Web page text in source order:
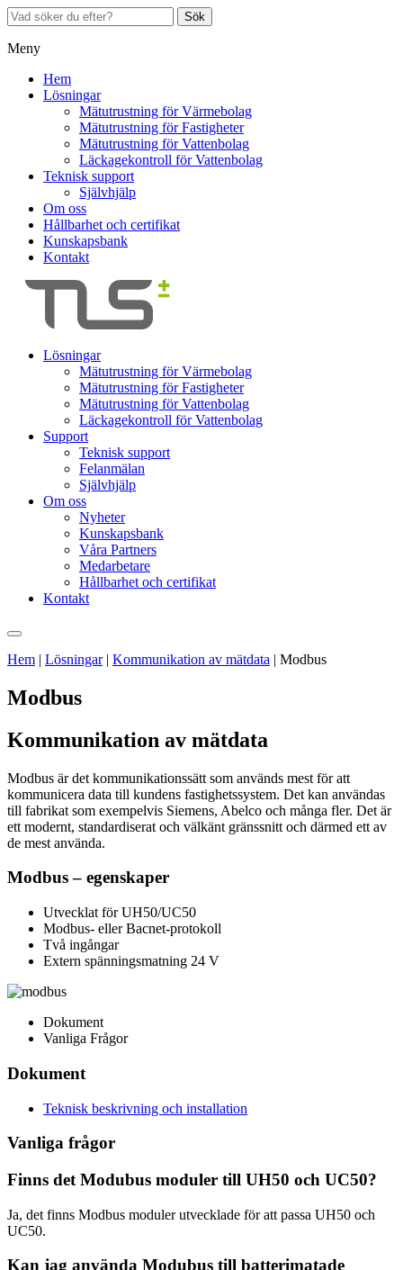
Sök
Meny
Hem
Lösningar
Mätutrustning för Värmebolag
Mätutrustning för Fastigheter
Mätutrustning för Vattenbolag
Läckagekontroll för Vattenbolag
Teknisk support
Självhjälp
Om oss
Hållbarhet och certifikat
Kunskapsbank
Kontakt
Lösningar
Mätutrustning för Värmebolag
Mätutrustning för Fastigheter
Mätutrustning för Vattenbolag
Läckagekontroll för Vattenbolag
Support
Teknisk support
Felanmälan
Självhjälp
Om oss
Nyheter
Kunskapsbank
Våra Partners
Medarbetare
Hållbarhet och certifikat
Kontakt
Hem | Lösningar| Kommunikation av mätdata | Modbus
Modbus
Kommunikation av mätdata
Modbus är det kommunikationssätt som används mest för att
kommunicera data till kundens fastighetssystem. Det kan användas
till fabrikat som exempelvis Siemens, Abelco och många fler. Det är
ett modernt, standardiserat och välkänt gränssnitt och därmed ett av
de mest använda.
Modbus – egenskaper
Utvecklat för UH50/UC50
Modbus- eller Bacnet-protokoll
Två ingångar
Extern spänningsmatning 24 V
Dokument
Vanliga Frågor
Dokument
Teknisk beskrivning och installation
Vanliga frågor
Finns det Modubus moduler till UH50 och UC50?
Ja, det finns Modbus moduler utvecklade för att passa UH50 och
UC50.
Kan jag använda Modubus till batterimatade